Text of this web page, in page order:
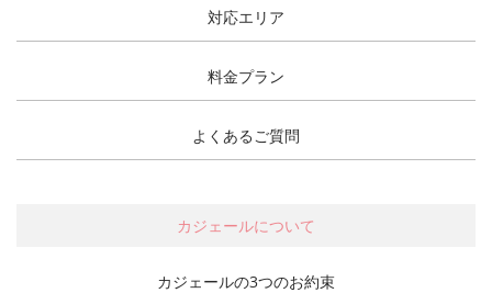
対応エリア
料金プラン
よくあるご質問
カジェールについて
カジェールの3つのお約束